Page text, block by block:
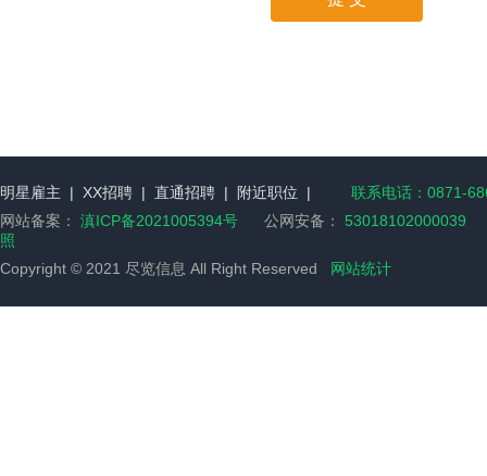
明星雇主 | XX招聘 | 直通招聘 | 附近职位 |
联系电话：0871-
网站备案： 滇ICP备2021005394号 公网安备： 53018102000039
照
Copyright © 2021 尽览信息 All Right Reserved
网站统计